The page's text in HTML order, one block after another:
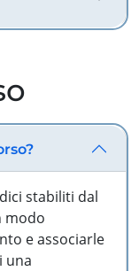
stabiliti dal
modo
e associarle
una